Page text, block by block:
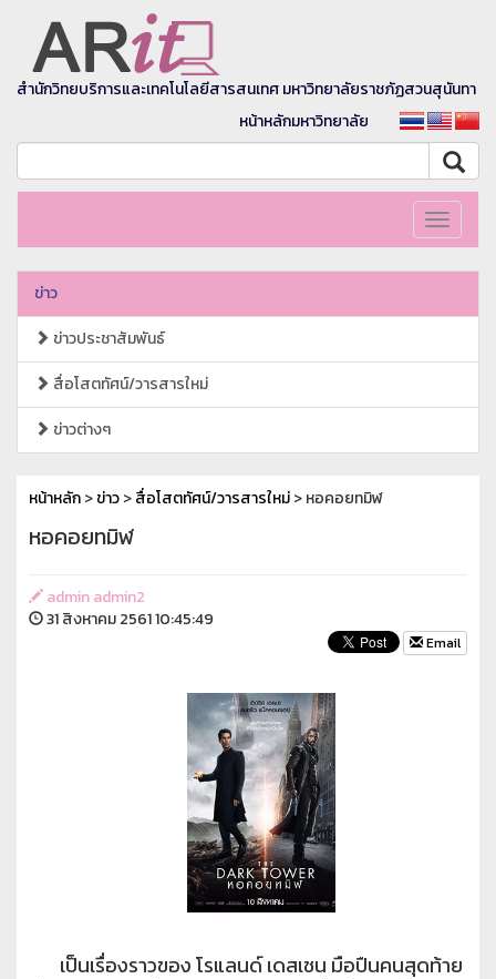
สำนักวิทยบริการและเทคโนโลยีสารสนเทศ มหาวิทยาลัยราชภัฏสวนสุนันทา
หน้าหลักมหาวิทยาลัย
Toggle
ข่าว
ข่าวประชาสัมพันธ์
สื่อโสตทัศน์/วารสารใหม่
ข่าวต่างๆ
หน้าหลัก>ข่าว>สื่อโสตทัศน์/วารสารใหม่> หอคอยทมิฬ
หอคอยทมิฬ
admin admin2
31 สิงหาคม 2561 10:45:49
Email
เป็นเรื่องราวของ โรแลนด์ เดสเชน มือปืนคนสุดท้าย